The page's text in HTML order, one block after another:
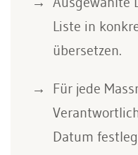
Liste in
übersetzen.
Für jede
Datum